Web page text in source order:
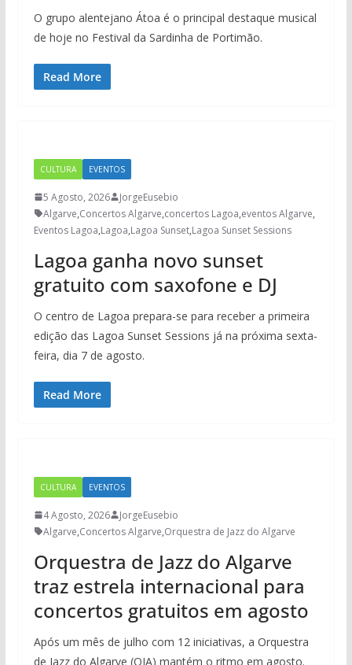
O grupo alentejano Átoa é o principal destaque musical
de hoje no Festival da Sardinha de Portimão.
Read More
CULTURA EVENTOS
5 Agosto, 2026
JorgeEusebio
Algarve,Concertos Algarve,concertos Lagoa,eventos Algarve,
Eventos Lagoa,Lagoa,Lagoa Sunset,Lagoa Sunset Sessions
Lagoa ganha novo sunset
gratuito com saxofone e DJ
O centro de Lagoa prepara-se para receber a primeira
edição das Lagoa Sunset Sessions já na próxima sexta-
feira, dia 7 de agosto.
Read More
CULTURA EVENTOS
4 Agosto, 2026
JorgeEusebio
Algarve,Concertos Algarve,Orquestra de Jazz do Algarve
Orquestra de Jazz do Algarve
traz estrela internacional para
concertos gratuitos em agosto
Após um mês de julho com 12 iniciativas, a Orquestra
de Jazz do Algarve (OJA) mantém o ritmo em agosto.